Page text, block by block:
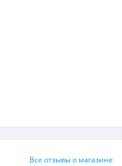
Все отзывы о магазине